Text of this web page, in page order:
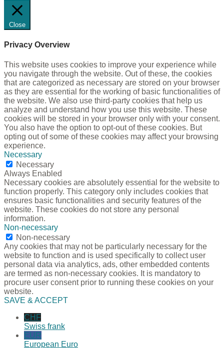
Close
Privacy Overview
This website uses cookies to improve your experience while
you navigate through the website. Out of these, the cookies
that are categorized as necessary are stored on your browser
as they are essential for the working of basic functionalities of
the website. We also use third-party cookies that help us
analyze and understand how you use this website. These
cookies will be stored in your browser only with your consent.
You also have the option to opt-out of these cookies. But
opting out of some of these cookies may affect your browsing
experience.
Necessary
Necessary
Always Enabled
Necessary cookies are absolutely essential for the website to
function properly. This category only includes cookies that
ensures basic functionalities and security features of the
website. These cookies do not store any personal
information.
Non-necessary
Non-necessary
Any cookies that may not be particularly necessary for the
website to function and is used specifically to collect user
personal data via analytics, ads, other embedded contents
are termed as non-necessary cookies. It is mandatory to
procure user consent prior to running these cookies on your
website.
SAVE & ACCEPT
CHF
Swiss frank
EUR
European Euro